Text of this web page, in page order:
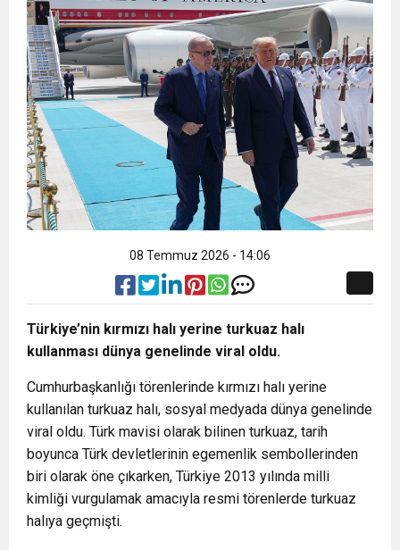
Yaralıların Üzerinden Geçip Kaçtı
13:49 CHP’den AK Parti’ye geçen Bingöl’den ilk
açıklama: “50 bin kişiyi evsiz bırakamazdım”
11:05 Herkesi bıktıran 0850’li numaralara operasyon!
26 şüpheli yakalandı
13:47 Okullarda yeni güvenlik dönemi: 30 bin
personel alınacak
08 Temmuz 2026 - 14:06
Türkiye’nin kırmızı halı yerine turkuaz halı
kullanması dünya genelinde viral oldu.
Cumhurbaşkanlığı törenlerinde kırmızı halı yerine
kullanılan turkuaz halı, sosyal medyada dünya genelinde
viral oldu. Türk mavisi olarak bilinen turkuaz, tarih
boyunca Türk devletlerinin egemenlik sembollerinden
biri olarak öne çıkarken, Türkiye 2013 yılında milli
kimliği vurgulamak amacıyla resmi törenlerde turkuaz
halıya geçmişti.